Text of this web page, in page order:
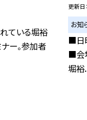
ている堀裕
ー。参加者
更新日
お知
■日
■会
堀裕